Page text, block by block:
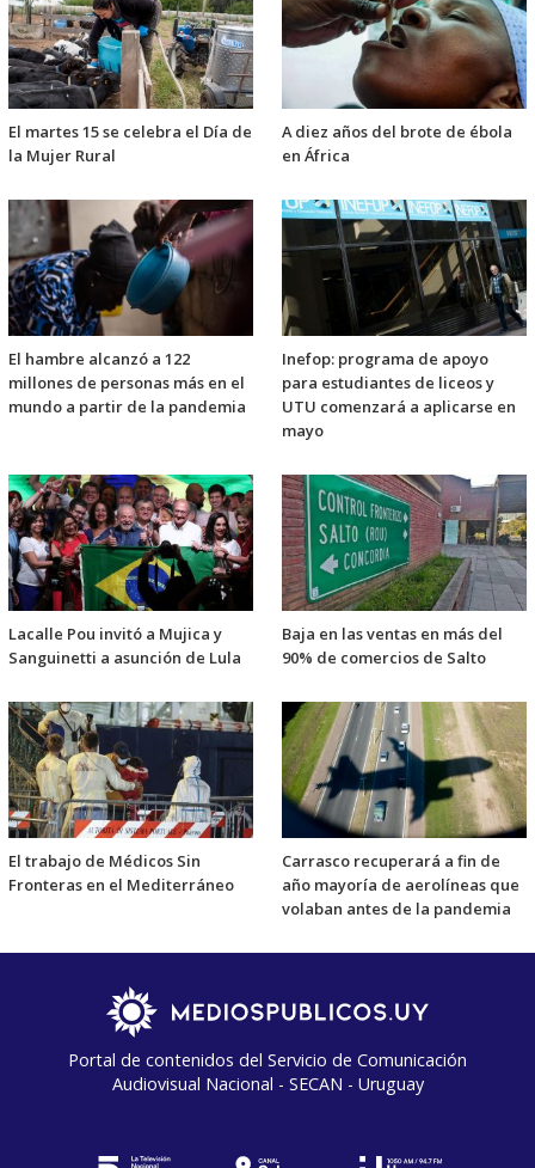
El martes 15 se celebra el Día de
la Mujer Rural
A diez años del brote de ébola
en África
El hambre alcanzó a 122
millones de personas más en el
mundo a partir de la pandemia
Inefop: programa de apoyo
para estudiantes de liceos y
UTU comenzará a aplicarse en
mayo
Lacalle Pou invitó a Mujica y
Sanguinetti a asunción de Lula
Baja en las ventas en más del
90% de comercios de Salto
El trabajo de Médicos Sin
Fronteras en el Mediterráneo
Carrasco recuperará a fin de
año mayoría de aerolíneas que
volaban antes de la pandemia
Portal de contenidos del Servicio de Comunicación
Audiovisual Nacional - SECAN - Uruguay